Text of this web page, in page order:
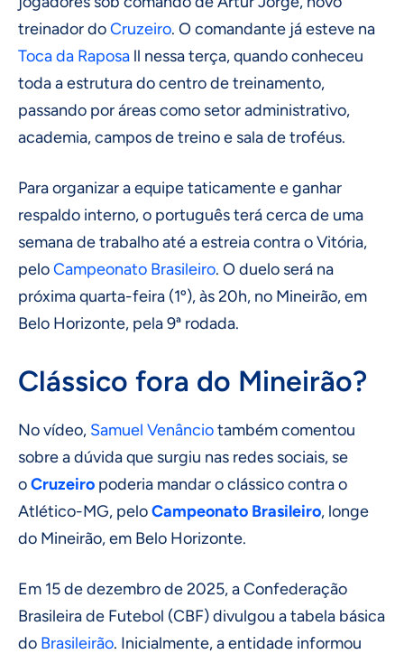
treinador doCruzeiro. O comandante já esteve na
Toca da Raposa ll nessa terça, quando conheceu
toda a estrutura do centro de treinamento,
passando por áreas como setor administrativo,
academia, campos de treino e sala de troféus.
Para organizar a equipe taticamente e ganhar
respaldo interno, o português terá cerca de uma
semana de trabalho até a estreia contra o Vitória,
peloCampeonato Brasileiro. O duelo será na
próxima quarta-feira (1º), às 20h, no Mineirão, em
Belo Horizonte, pela 9ª rodada.
Clássico fora do Mineirão?
No vídeo, Samuel Venânciotambém comentou
sobre a dúvida que surgiu nas redes sociais, se
oCruzeiro poderia mandar o clássico contra o
Atlético-MG, peloCampeonato Brasileiro, longe
do Mineirão, em Belo Horizonte.
Em 15 de dezembro de 2025, a Confederação
Brasileira de Futebol (CBF) divulgou a tabela básica
do Brasileirão. Inicialmente, a entidade informou